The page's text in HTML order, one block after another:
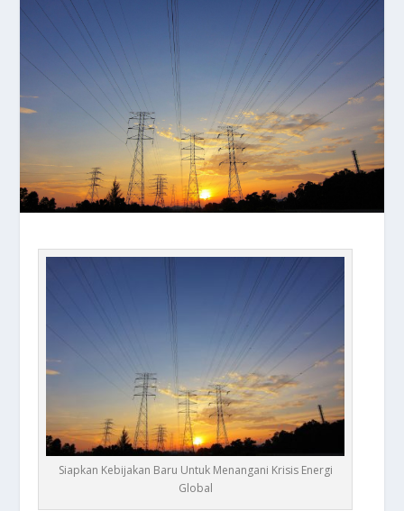
Siapkan Kebijakan Baru Untuk Menangani Krisis Energi
Global